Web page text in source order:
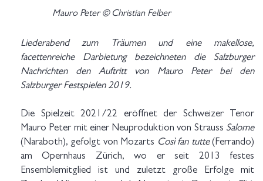
Mauro Peter © Christian Felber
Liederabend zum Träumen und eine makellose,
facettenreiche Darbietung bezeichneten die Salzburger
Nachrichten den Auftritt von Mauro Peter bei den
Salzburger Festspielen 2019.
Die Spielzeit 2021/22 eröffnet der Schweizer Tenor
Mauro Peter mit einer Neuproduktion von Strauss Salome
(Naraboth), gefolgt von Mozarts Così fan tutte(Ferrando)
am Opernhaus Zürich, wo er seit 2013 festes
Ensemblemitglied ist und zuletzt große Erfolge mit